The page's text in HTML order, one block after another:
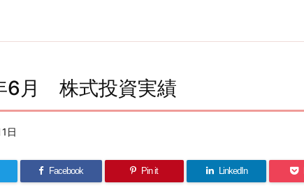
6月 株式投資実績
日
Facebook Pin it LinkedIn